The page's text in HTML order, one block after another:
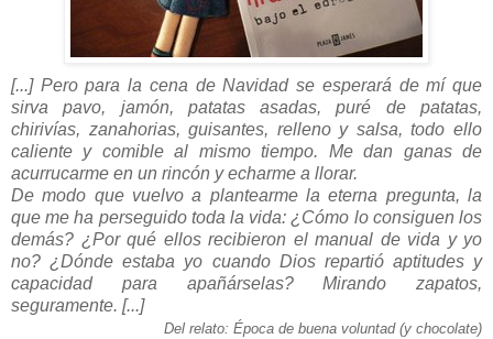
[...] Pero para la cena de Navidad se esperará de mí que
sirva pavo, jamón, patatas asadas, puré de patatas,
chirivías, zanahorias, guisantes, relleno y salsa, todo ello
caliente y comible al mismo tiempo. Me dan ganas de
acurrucarme en un rincón y echarme a llorar.
De modo que vuelvo a plantearme la eterna pregunta, la
que me ha perseguido toda la vida: ¿Cómo lo consiguen los
demás? ¿Por qué ellos recibieron el manual de vida y yo
no? ¿Dónde estaba yo cuando Dios repartió aptitudes y
capacidad para apañárselas? Mirando zapatos,
seguramente. [...]
Del relato: Época de buena voluntad (y chocolate)